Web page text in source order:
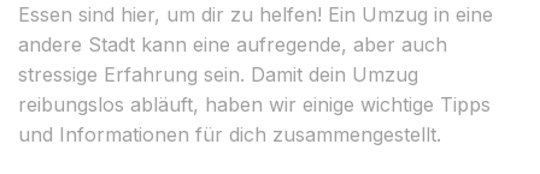
Essen sind hier, um dir zu helfen! Ein Umzug in eine
andere Stadt kann eine aufregende, aber auch
stressige Erfahrung sein. Damit dein Umzug
reibungslos abläuft, haben wir einige wichtige Tipps
und Informationen für dich zusammengestellt.